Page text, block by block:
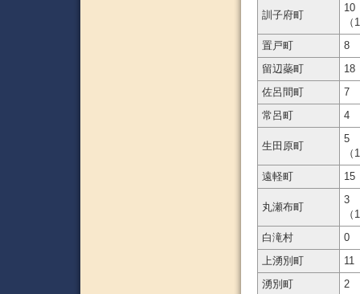
訓子府町
10
（
置戸町
8
留辺蘂町
18
佐呂間町
7
常呂町
4
生田原町
5
（
遠軽町
15
丸瀬布町
3
（
白滝村
0
上湧別町
11
湧別町
2